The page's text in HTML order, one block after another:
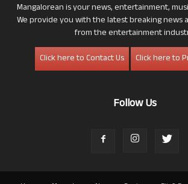
Mangalorean is your news, entertainment,
We provide you with the latest breaking news
from the entertainment
Click here to Contact Us
Click here to
Follow Us